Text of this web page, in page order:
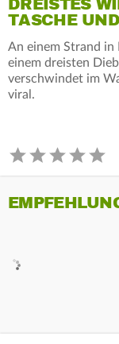
DREISTES
TASCHE
An einem Strand
einem dreisten
verschwindet im
viral.